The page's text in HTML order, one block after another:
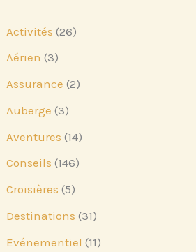
h
r
:
Activités (26)
Aérien (3)
Assurance (2)
Auberge (3)
Aventures (14)
Conseils (146)
Croisières (5)
Destinations (31)
Evénementiel (11)